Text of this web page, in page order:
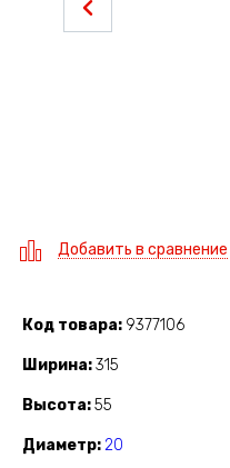
Добавить в сравнение
Код товара 9377106
Ширина 315
Высота 55
Диаметр 20